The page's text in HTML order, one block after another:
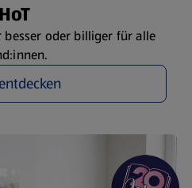
HoT
besser oder billiger für alle